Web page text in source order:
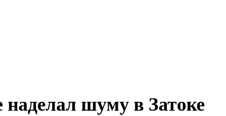
шуму в Затоке